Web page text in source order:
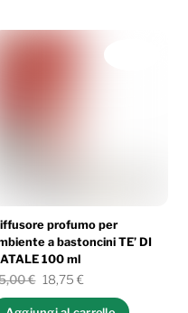
profumo per
a bastoncini TE’ DI
100 ml
€ Il18,75 €Il
prezzo